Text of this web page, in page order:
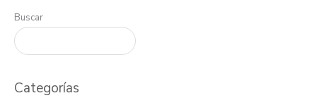
Buscar
Categorías